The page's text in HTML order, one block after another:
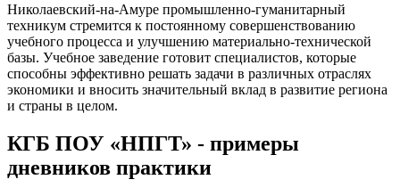
Николаевский-на-Амуре промышленно-гуманитарный
техникум стремится к постоянному совершенствованию
учебного процесса и улучшению материально-технической
базы. Учебное заведение готовит специалистов, которые
способны эффективно решать задачи в различных отраслях
экономики и вносить значительный вклад в развитие региона
и страны в целом.
КГБ ПОУ «НПГТ» - примеры
дневников практики